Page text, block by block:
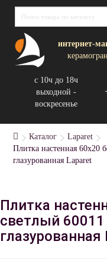
интернет-
с 10ч до 18ч
выходной -
воскресенье
Каталог
Laparet
Плитка настенная 60x20
глазурованная Laparet
Плитка
светлый 60011
глазурованная